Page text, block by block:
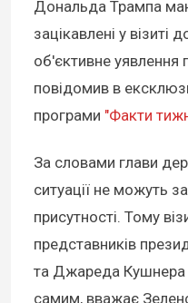
Дональда Трампа
зацікавлені у
об'єктивне уявлення
повідомив в
програми "Факти
За словами глави
ситуації не можуть
присутності. Тому
представників
та Джареда Кушнера
самим, вважає